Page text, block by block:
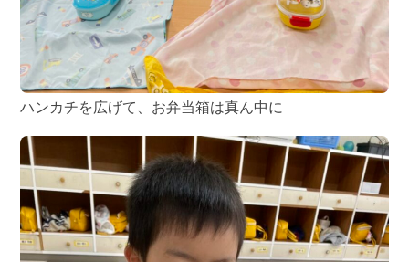
ハンカチを広げて、お弁当箱は真ん中に